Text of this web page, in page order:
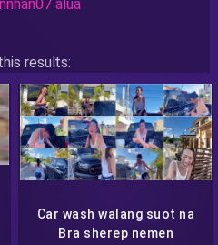
alua
results:
Telegram
RedditSkypeViberWhatsApp
Car wash walang suot na
Bra sherep nemen